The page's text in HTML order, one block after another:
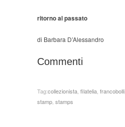
ritorno al passato
di Barbara D’Alessandro
Commenti
Tag:collezionista filatelia francobolli
stamp stamps